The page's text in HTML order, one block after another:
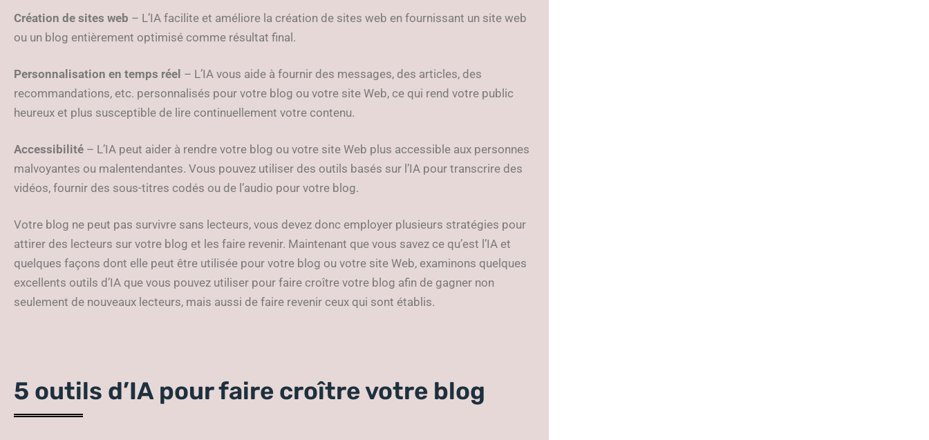
Création de sites web – L’IA facilite et améliore la création de sites web en fournissant un site web
ou un blog entièrement optimisé comme résultat final.
Personnalisation en temps réel – L’IA vous aide à fournir des messages, des articles, des
recommandations, etc. personnalisés pour votre blog ou votre site Web, ce qui rend votre public
heureux et plus susceptible de lire continuellement votre contenu.
Accessibilité – L’IA peut aider à rendre votre blog ou votre site Web plus accessible aux personnes
malvoyantes ou malentendantes. Vous pouvez utiliser des outils basés sur l’IA pour transcrire des
vidéos, fournir des sous-titres codés ou de l’audio pour votre blog.
Votre blog ne peut pas survivre sans lecteurs, vous devez donc employer plusieurs stratégies pour
attirer des lecteurs sur votre blog et les faire revenir. Maintenant que vous savez ce qu’est l’IA et
quelques façons dont elle peut être utilisée pour votre blog ou votre site Web, examinons quelques
excellents outils d’IA que vous pouvez utiliser pour faire croître votre blog afin de gagner non
seulement de nouveaux lecteurs, mais aussi de faire revenir ceux qui sont établis.
5 outils d’IA pour faire croître votre blog